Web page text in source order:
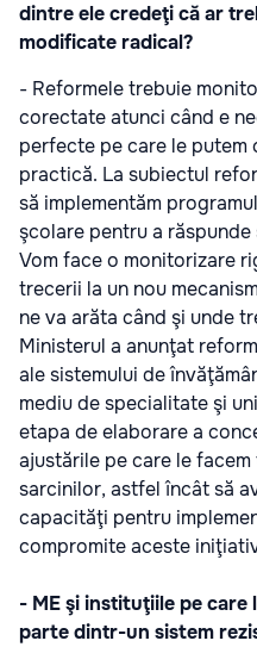
dintre ele credeţi că ar
modificate radical?
- Reformele trebuie
corectate atunci când e
perfecte pe care le putem
practică. La subiectul
să implementăm
şcolare pentru a
Vom face o monitorizare
trecerii la un nou
ne va arăta când şi unde
Ministerul a anunţat
ale sistemului de
mediu de specialitate şi
etapa de elaborare a
ajustările pe care le
sarcinilor, astfel încât să
capacităţi pentru
compromite aceste
- ME şi instituţiile pe care
parte dintr-un sistem